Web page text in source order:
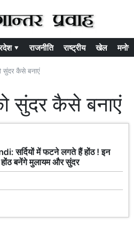
▾ राजनीति राष्ट्रीय खेल
सुंदर कैसे बनाएं
सुंदर कैसे बनाएं
सर्दियों में फटने लगते हैं होंठ ! इन
बनेंगे मुलायम और सुंदर